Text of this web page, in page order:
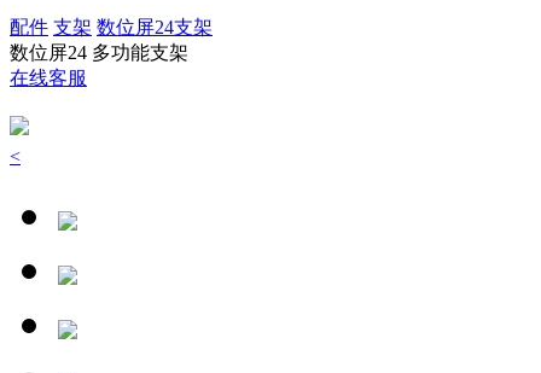
配件 支架 数位屏24支架
数位屏24 多功能支架
在线客服
<